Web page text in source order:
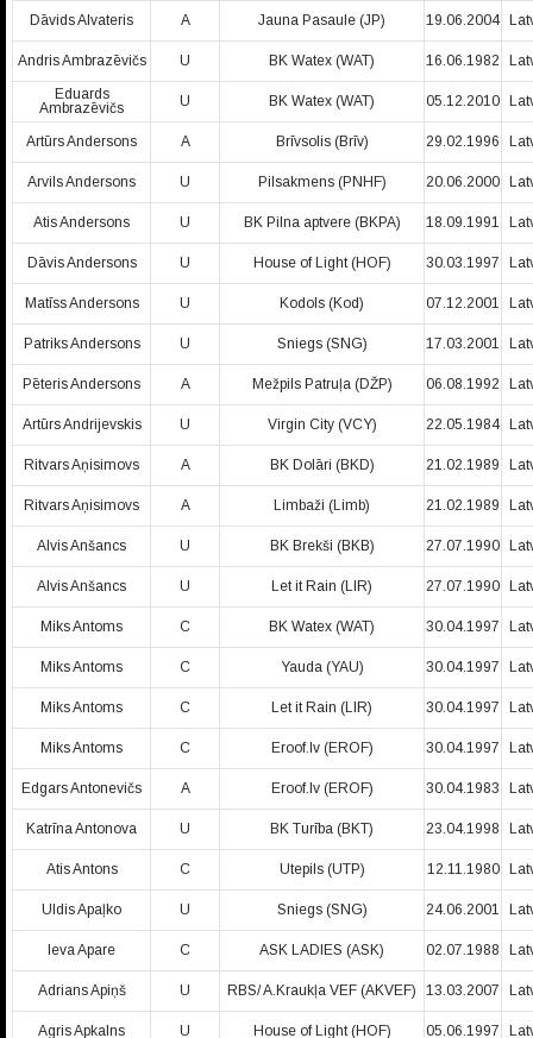
Dāvids Alvateris A Jauna Pasaule (JP) 19.06.2004
Andris Ambrazēvičs U BK Watex (WAT) 16.06.1982
Eduards
Ambrazēvičs
U BK Watex (WAT) 05.12.2010
Artūrs Andersons A Brīvsolis (Brīv) 29.02.1996
Arvils Andersons U Pilsakmens (PNHF) 20.06.2000
Atis Andersons U BK Pilna aptvere (BKPA) 18.09.1991
Dāvis Andersons U House of Light (HOF) 30.03.1997
Matīss Andersons U Kodols (Kod) 07.12.2001
Patriks Andersons U Sniegs (SNG) 17.03.2001
Pēteris Andersons A Mežpils Patruļa (DŽP) 06.08.1992
Artūrs Andrijevskis U Virgin City (VCY) 22.05.1984
Ritvars Aņisimovs A BK Dolāri (BKD) 21.02.1989
Ritvars Aņisimovs A Limbaži (Limb) 21.02.1989
Alvis Anšancs U BK Brekši (BKB) 27.07.1990
Alvis Anšancs U Let it Rain (LIR) 27.07.1990
Miks Antoms C BK Watex (WAT) 30.04.1997
Miks Antoms C Yauda (YAU) 30.04.1997
Miks Antoms C Let it Rain (LIR) 30.04.1997
Miks Antoms C Eroof.lv (EROF) 30.04.1997
Edgars Antonevičs A Eroof.lv (EROF) 30.04.1983
Katrīna Antonova U BK Turība (BKT) 23.04.1998
Atis Antons C Utepils (UTP) 12.11.1980
Uldis Apaļko U Sniegs (SNG) 24.06.2001
Ieva Apare C ASK LADIES (ASK) 02.07.1988
Adrians Apiņš U RBS/ A.Kraukļa VEF (AKVEF) 13.03.2007
Agris Apkalns U House of Light (HOF) 05.06.1997